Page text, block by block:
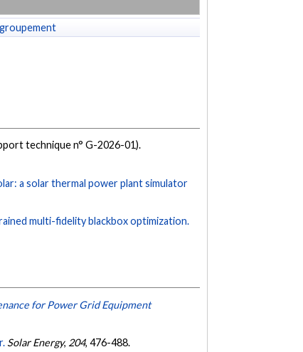
technique n° G-2026-01).
a solar thermal power plant simulator
multi-fidelity blackbox optimization.
for Power Grid Equipment
Solar Energy, 204, 476-488.